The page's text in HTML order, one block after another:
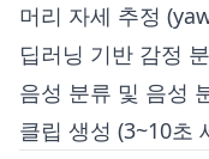
머리 자세 추정
딥러닝 기반 감정
음성 분류 및 음성
클립 생성 (3~10초